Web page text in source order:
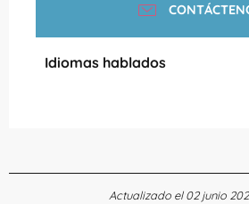
Idiomas hablados
Idiomas hablados
Actualizado el 02 junio